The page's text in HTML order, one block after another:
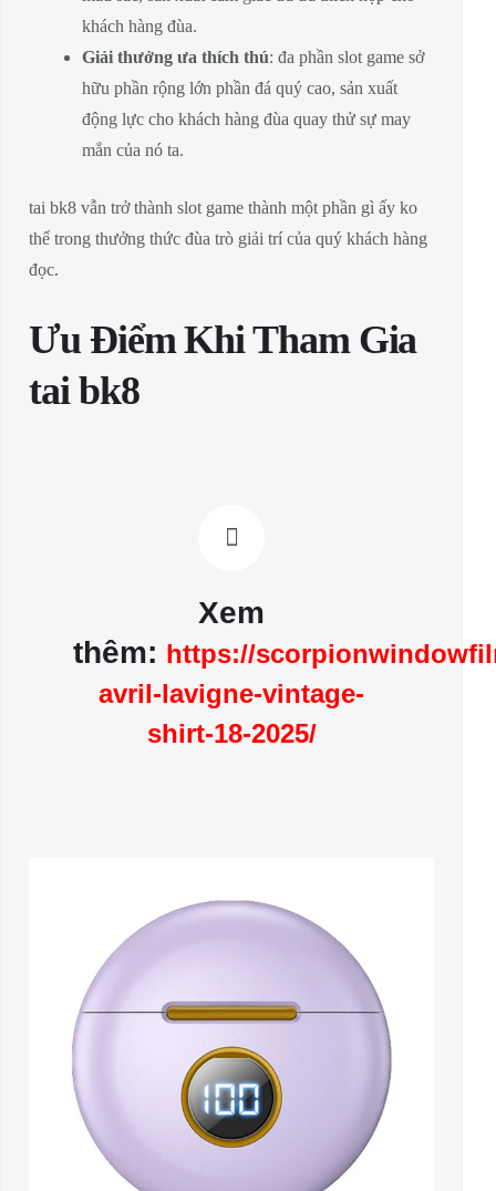
khách hàng đùa.
Giải thưởng ưa thích thú: đa phần slot game sở
hữu phần rộng lớn phần đá quý cao, sản xuất
động lực cho khách hàng đùa quay thử sự may
mắn của nó ta.
tai bk8 vẫn trở thành slot game thành một phần gì ấy ko
thể trong thưởng thức đùa trò giải trí của quý khách hàng
đọc.
Ưu Điểm Khi Tham Gia
tai bk8
Xem
thêm: https://
avril-lavigne-vintage-
shirt-18-2025/